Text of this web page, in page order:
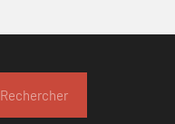
Rechercher